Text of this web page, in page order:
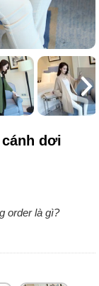
dơi
order là gì?